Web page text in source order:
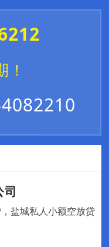
司
盐城私人小额空放贷